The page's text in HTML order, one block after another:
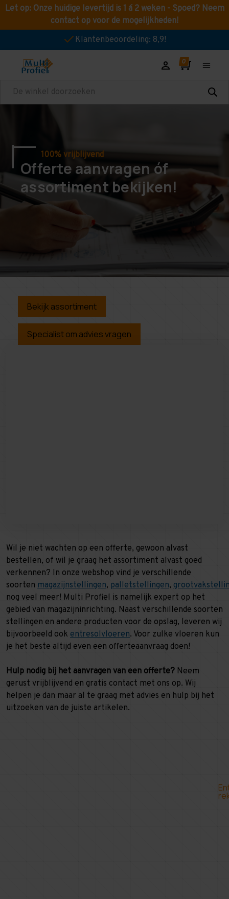
Let op: Onze huidige levertijd is 1 á 2 weken - Spoed? Neem
contact op voor de mogelijkheden!
Klantenbeoordeling: 8,9!
Zoeken
100% vrijblijvend
Offerte aanvragen óf
assortiment bekijken!
Bekijk assortiment
Specialist om advies vragen
Wil je niet wachten op een offerte, gewoon alvast
bestellen, of wil je graag het assortiment alvast goed
verkennen? In onze webshop vind je verschillende
soorten magazijnstellingen, palletstellingen,
nog veel meer! Multi Profiel is namelijk expert op het
gebied van magazijninrichting. Naast verschillende soorten
stellingen en andere producten voor de opslag, leveren wij
bijvoorbeeld ook entresolvloeren. Voor zulke vloeren kun
je het beste altijd even een offerteaanvraag doen!
Hulp nodig bij het aanvragen van een offerte? Neem
gerust vrijblijvend en gratis contact met ons op. Wij
helpen je dan maar al te graag met advies en hulp bij het
uitzoeken van de juiste artikelen.